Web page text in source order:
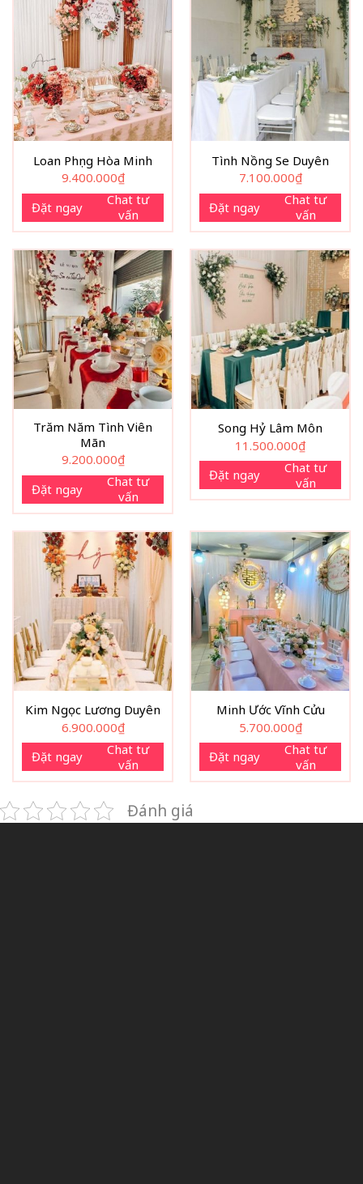
Loan Phụng Hòa Minh
9.400.000₫
Đặt ngay
Chat tư
vấn
Tình Nồng Se Duyên
7.100.000₫
Đặt ngay
Chat tư
vấn
Trăm Năm Tình Viên
Mãn
9.200.000₫
Đặt ngay
Chat tư
vấn
Song Hỷ Lâm Môn
11.500.000₫
Đặt ngay
Chat tư
vấn
Kim Ngọc Lương Duyên
6.900.000₫
Đặt ngay
Chat tư
vấn
Minh Ước Vĩnh Cửu
5.700.000₫
Đặt ngay
Chat tư
vấn
Đánh giá